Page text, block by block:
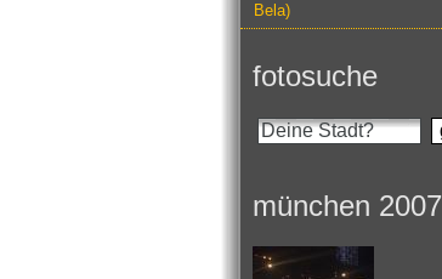
Bela)
fotosuche
münchen 2007